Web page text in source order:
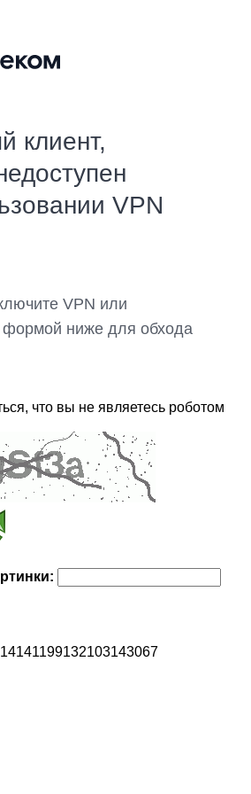
клиент,
VPN
VPN или
формой ниже для обхода
что вы не являетесь роботом